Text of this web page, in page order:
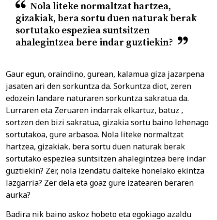
Nola liteke normaltzat hartzea,
gizakiak, bera sortu duen naturak berak
sortutako espeziea suntsitzen
ahalegintzea bere indar guztiekin?
Gaur egun, oraindino, gurean, kalamua giza jazarpena
jasaten ari den sorkuntza da. Sorkuntza diot, zeren
edozein landare naturaren sorkuntza sakratua da.
Lurraren eta Zeruaren indarrak elkartuz, batuz ,
sortzen den bizi sakratua, gizakia sortu baino lehenago
sortutakoa, gure arbasoa. Nola liteke normaltzat
hartzea, gizakiak, bera sortu duen naturak berak
sortutako espeziea suntsitzen ahalegintzea bere indar
guztiekin? Zer, nola izendatu daiteke honelako ekintza
lazgarria? Zer dela eta goaz gure izatearen beraren
aurka?
Badira nik baino askoz hobeto eta egokiago azaldu